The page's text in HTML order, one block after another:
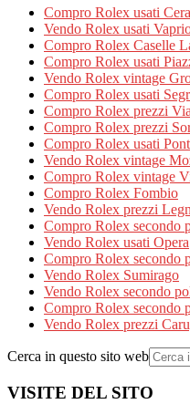
Compro Rolex usati
Vendo Rolex usati
Compro Rolex Caselle
Compro Rolex usati
Vendo Rolex vintage
Compro Rolex usati
Compro Rolex prezzi
Compro Rolex prezzi
Compro Rolex usati
Vendo Rolex vintage
Compro Rolex vintage
Compro Rolex Fombio
Vendo Rolex prezzi
Compro Rolex secondo
Vendo Rolex usati Opera
Compro Rolex secondo
Vendo Rolex Sumirago
Vendo Rolex secondo
Compro Rolex secondo
Vendo Rolex prezzi
Cerca in questo sito web
VISITE DEL SITO